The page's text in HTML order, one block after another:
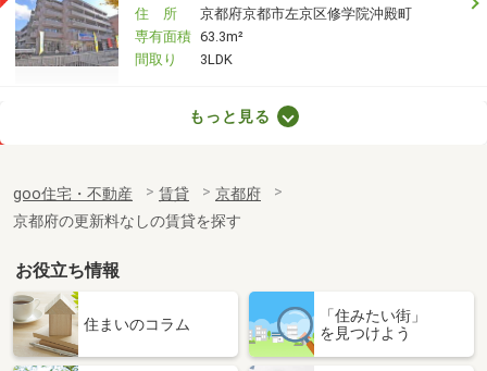
住 所
京都府京都市左京区修学院沖殿町
専有面積 63.3m²
間取り
3LDK
京都府京都市西京区桂芝ノ下町
専有面積
43.49m²
間取り
2DK
京都府京都市下京区東中筋通松原下る天使突抜１丁目
価 格
7.10万円
京都府京都市下京区東中筋通松原下る
天使突抜１丁目
もっと見る
goo住宅・不動産 賃貸
京都府
京都府の更新料なしの賃貸を探す
お役立ち情報
住まいのコラム
「住みたい街」
を見つけよう